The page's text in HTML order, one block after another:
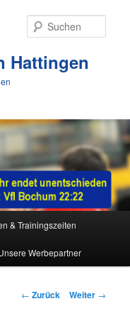
Hattingen
& Trainingszeiten
Werbepartner
Beitrags-
← Zurück Weiter →